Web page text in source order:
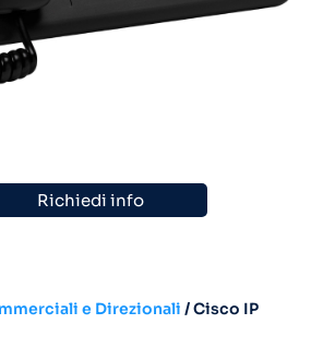
e Direzionali / Cisco IP
Richiedi info